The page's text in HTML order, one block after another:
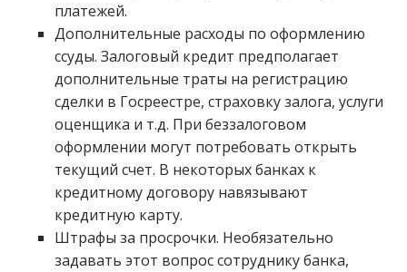
платежей.
Дополнительные расходы по оформлению
ссуды. Залоговый кредит предполагает
дополнительные траты на регистрацию
сделки в Госреестре, страховку залога, услуги
оценщика и т.д. При беззалоговом
оформлении могут потребовать открыть
текущий счет. В некоторых банках к
кредитному договору навязывают
кредитную карту.
Штрафы за просрочки. Необязательно
задавать этот вопрос сотруднику банка,